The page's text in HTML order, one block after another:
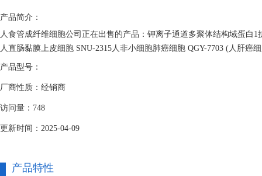
产品简介：
人食管成纤维细胞公司正在出售的产品：钾离子通道多聚体结构域蛋白
人直肠黏膜上皮细胞 SNU-2315人非小细胞肺癌细胞 QGY-7703 (人肝癌
产品型号：
厂商性质：经销商
访问量：748
更新时间：2025-04-09
产品特性